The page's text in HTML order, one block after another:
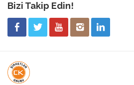
Bizi Takip Edin!